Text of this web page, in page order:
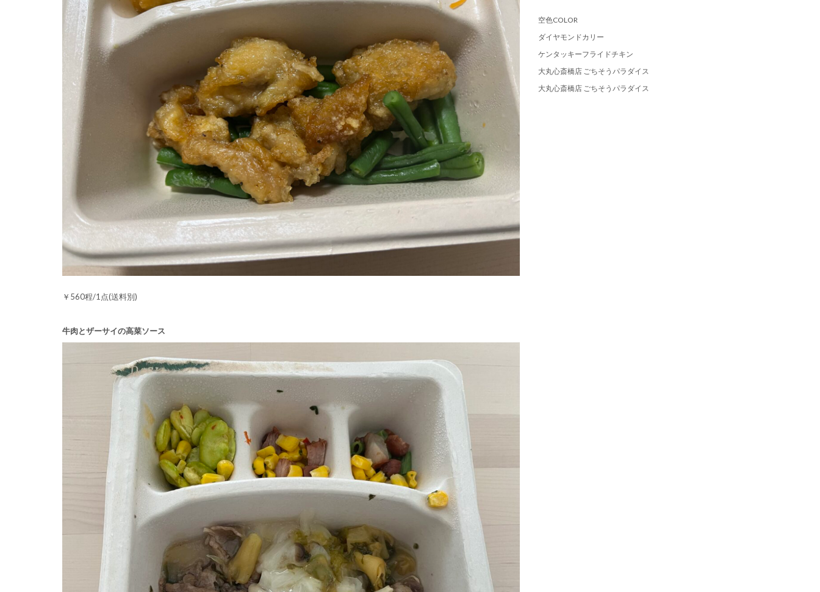
￥560程/1点(送料別)
牛肉とザーサイの高菜ソース
空色COLOR
ダイヤモンドカリー
ケンタッキーフライドチキン
大丸心斎橋店 ごちそうパラダイス
大丸心斎橋店 ごちそうパラダイス